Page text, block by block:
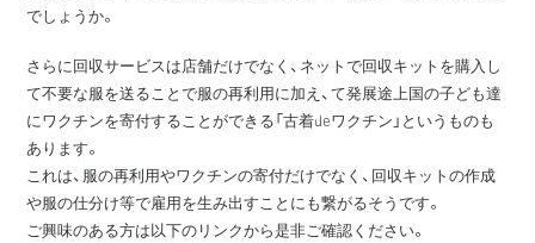
でしょうか。
さらに回収サービスは店舗だけでなく、ネットで回収キットを購入し
て不要な服を送ることで服の再利用に加え、て発展途上国の子ども達
にワクチンを寄付することができる「古着deワクチン」というものも
あります。
これは、服の再利用やワクチンの寄付だけでなく、回収キットの作成
や服の仕分け等で雇用を生み出すことにも繋がるそうです。
ご興味のある方は以下のリンクから是非ご確認ください。